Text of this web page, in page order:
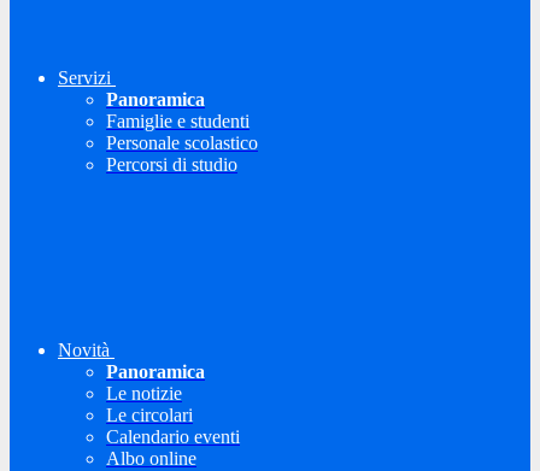
Servizi
Panoramica
Famiglie e studenti
Personale scolastico
Percorsi di studio
Novità
Panoramica
Le notizie
Le circolari
Calendario eventi
Albo online